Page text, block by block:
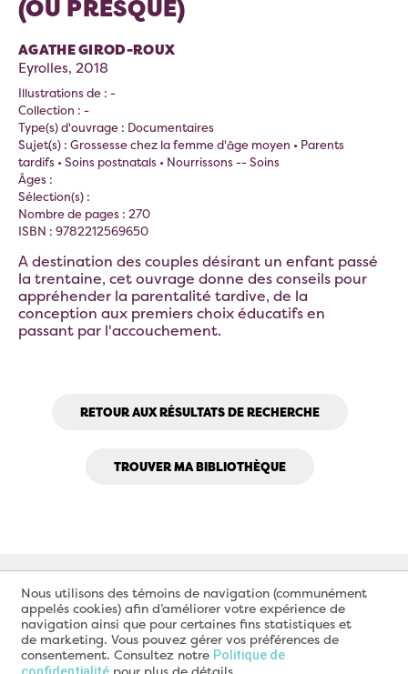
(OU PRESQUE)
AGATHE GIROD-ROUX
Eyrolles, 2018
Illustrations de : -
Collection : -
Type(s) d'ouvrage : Documentaires
Sujet(s) : Grossesse chez la femme d'âge moyen • Parents
tardifs • Soins postnatals • Nourrissons -- Soins
Âges :
Sélection(s) :
Nombre de pages : 270
ISBN : 9782212569650
A destination des couples désirant un enfant passé
la trentaine, cet ouvrage donne des conseils pour
appréhender la parentalité tardive, de la
conception aux premiers choix éducatifs en
passant par l'accouchement.
RETOUR AUX RÉSULTATS DE RECHERCHE
TROUVER MA BIBLIOTHÈQUE
Nous utilisons des témoins de navigation (communément
appelés cookies) afin d’améliorer votre expérience de
navigation ainsi que pour certaines fins statistiques et
de marketing. Vous pouvez gérer vos préférences de
consentement. Consultez notre Politique de